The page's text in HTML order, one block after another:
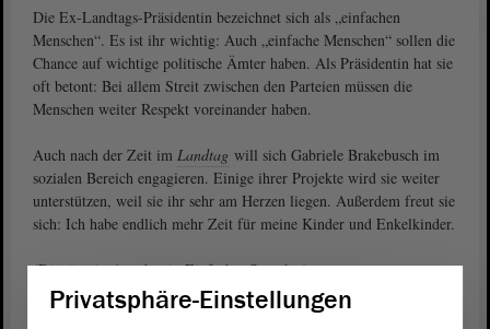
Die Ex-Landtags-Präsidentin bezeichnet sich als „einfachen
Menschen“. Es ist ihr wichtig: Auch „einfache Menschen“ sollen die
Chance auf wichtige politische Ämter haben. Als Präsidentin hat sie
oft betont: Bei allem Streit zwischen den Parteien müssen die
Menschen weiter Respekt voreinander haben.
Auch nach der Zeit im Landtag will sich Gabriele Brakebusch im
sozialen Bereich engagieren. Einige ihrer Projekte wird sie weiter
unterstützen, weil sie ihr sehr am Herzen liegen. Außerdem freut sie
sich: Ich habe endlich mehr Zeit für meine Kinder und Enkelkinder.
(Dies ist ein Angebot in Einfacher Sprache.)
Privatsphäre-Einstellungen